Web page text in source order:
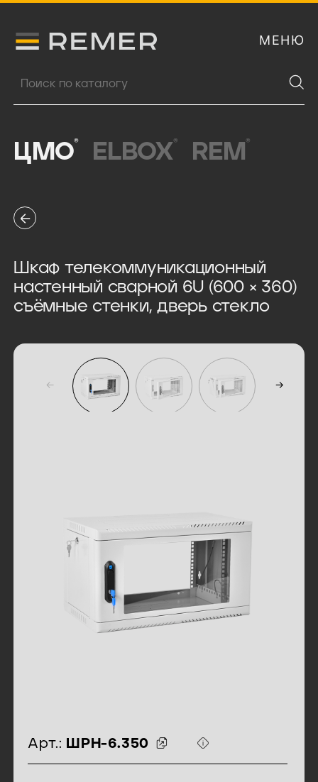
Логитип компании Remer МЕНЮ
Поиск продукции
ЦМО® ELBOX® REM ®
Шкаф телекоммуникационный
настенный сварной 6U (600 × 360)
съёмные стенки, дверь стекло
идентификаторы товара
Арт.: ШРН-6.350